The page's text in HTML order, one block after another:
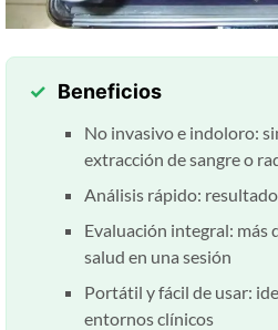
Beneficios
No invasivo e indoloro:
extracción de sangre o
Análisis rápido:
Evaluación integral: más
salud en una sesión
Portátil y fácil de usar:
entornos clínicos